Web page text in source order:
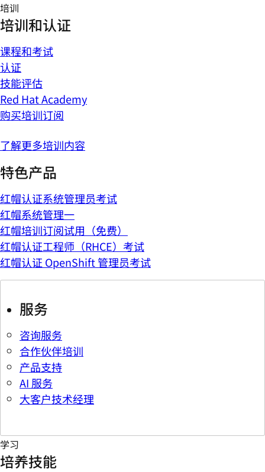
培训
培训和认证
课程和考试
认证
技能评估
Red Hat Academy
购买培训订阅
了解更多培训内容
特色产品
红帽认证系统管理员考试
红帽系统管理一
红帽培训订阅试用（免费）
红帽认证工程师（RHCE）考试
红帽认证 OpenShift 管理员考试
服务
咨询服务
合作伙伴培训
产品支持
AI 服务
大客户技术经理
学习
培养技能